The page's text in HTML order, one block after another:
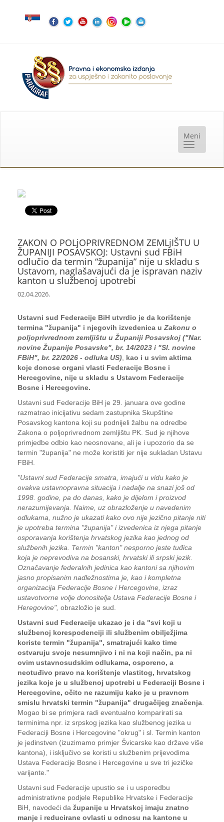
ZAKON O POLjOPRIVREDNOM ZEMLjIŠTU U
ŽUPANIJI POSAVSKOJ: Ustavni sud FBiH
odlučio da termin “županija” nije u skladu s
Ustavom, naglašavajući da je ispravan naziv
kanton u službenoj upotrebi
02.04.2026.
Ustavni sud Federacije BiH utvrdio je da korištenje
termina "županija" i njegovih izvedenica u Zakonu o
poljoprivrednom zemljištu u Županiji Posavskoj ("Nar.
novine Županije Posavske", br. 14/2023 i "Sl. novine
FBiH", br. 22/2026 - odluka US) kao i u svim aktima
koje donose organi vlasti Federacije Bosne i
Hercegovine, nije u skladu s Ustavom Federacije
Bosne i Hercegovine.
Ustavni sud Federacije BiH je 29. januara ove godine
razmatrao inicijativu sedam zastupnika Skupštine
Posavskog kantona koji su podnijeli žalbu na odredbe
Zakona o poljoprivrednom zemljištu PK. Sud je njihove
primjedbe odbio kao neosnovane, ali je i upozorio da se
termin "županija" ne može koristiti jer nije sukladan Ustavu
FBiH.
"Ustavni sud Federacije smatra, imajući u vidu kako je
ovakva ustavnopravna situacija i nadalje na snazi još od
1998. godine, pa do danas, kako je dijelom i proizvod
nerazumijevanja. Naime, uz obrazloženje u navedenim
odlukama, nužno je ukazati kako ovo nije jezično pitanje niti
je upotreba termina "županija" i izvedenica iz njega pitanje
osporavanja korištenja hrvatskog jezika kao jednog od
službenih jezika. Termin "kanton" nesporno jeste tuđica
koja je neprevodiva na bosanski, hrvatski ili srpski jezik.
Označavanje federalnih jedinica kao kantoni sa njihovim
jasno propisanim nadležnostima je, kao i kompletna
organizacija Federacije Bosne i Hercegovine, izraz
ustavotvorne volje donositelja Ustava Federacije Bosne i
Heregovine", obrazložio je sud.
Ustavni sud Federacije ukazao je i da "svi koji u
službenoj korespodenciji ili službenim obilježjima
koriste termin "županija", smatrajući kako time
ostvaruju svoje nesumnjivo i ni na koji način, pa ni
ovim ustavnosudskim odlukama, osporeno, a
neotuđivo pravo na korištenje vlastitog, hrvatskog
jezika koje je u službenoj upotrebi u Federaciji Bosne i
Hercegovine, očito ne razumiju kako je u pravnom
smislu hrvatski termin "županija" drugačijeg značenja
Mogao bi se primjera radi eventualno komparirati sa
terminima npr. iz srpskog jezika kao službenog jezika u
Federaciji Bosne i Hercegovine "okrug" i sl. Termin kanton
je jedinstven (izuzimamo primjer Švicarske kao države više
kantona), i isključivo se koristi u službenim prijevodima
Ustava Federacije Bosne i Hercegovine u sve tri jezičke
varijante."
Ustavni sud Federacije upustio se i u usporedbu
administrativne podjele Republike Hrvatske i Federacije
BiH, navodeći da županije u Hrvatskoj imaju znatno
manje i reducirane ovlasti u odnosu na kantone u